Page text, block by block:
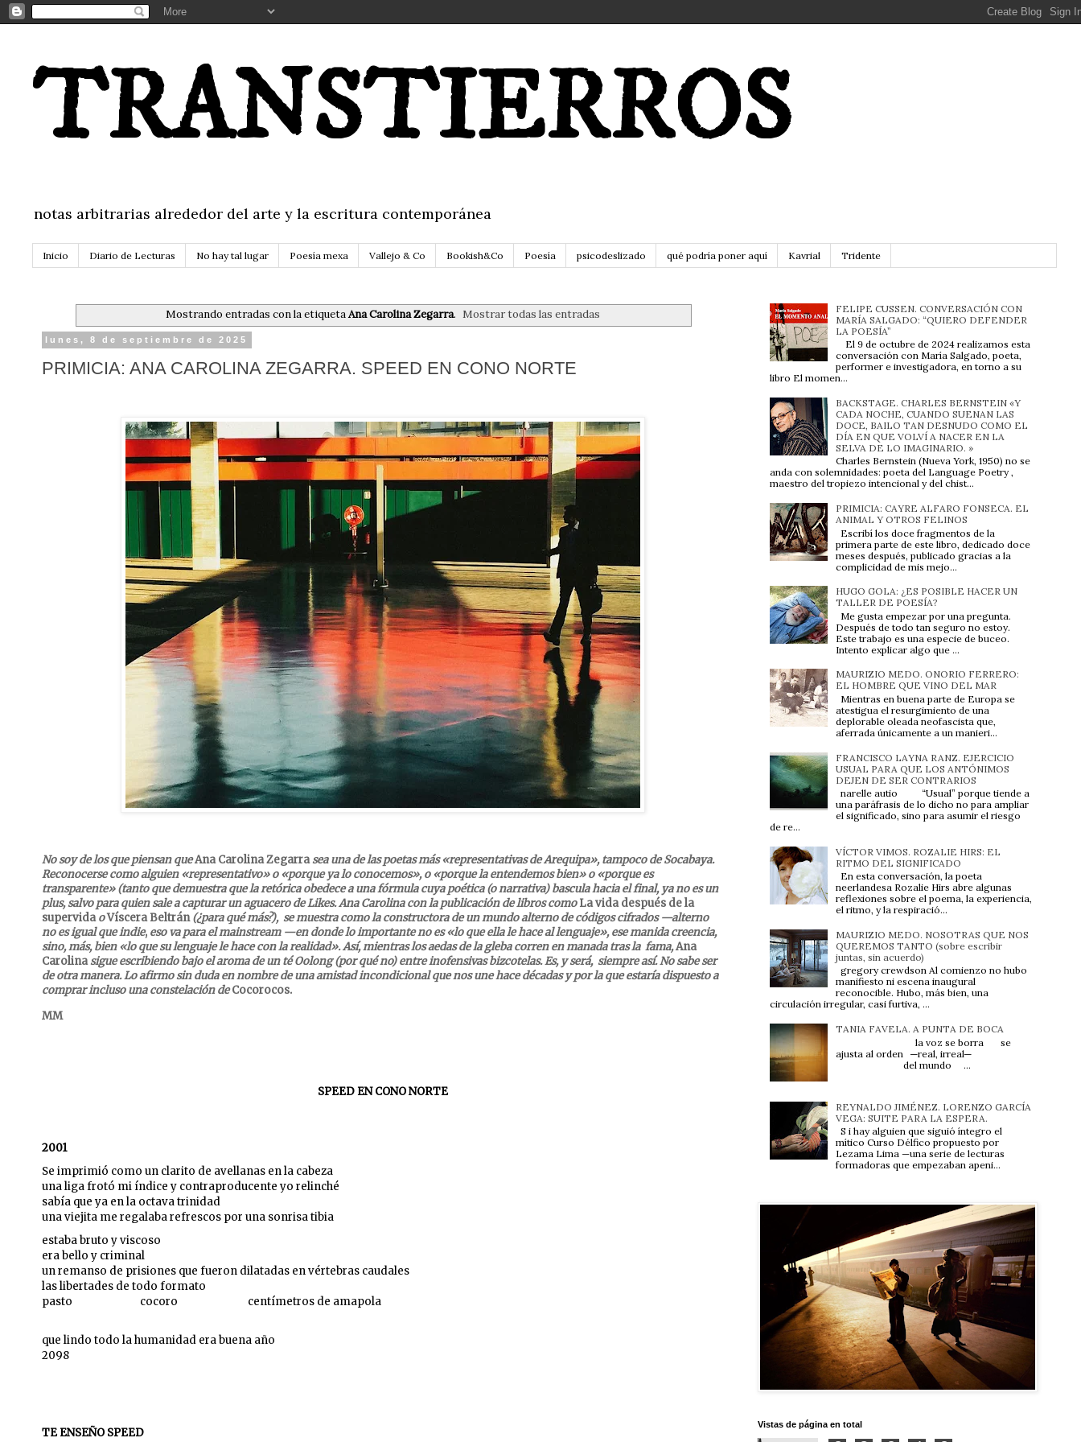
TRANSTIERROS
notas arbitrarias alrededor del arte y la escritura contemporánea
Inicio Diario de Lecturas No hay tal lugar Poesía mexa Vallejo & Co Bookish&Co Poesía psicodeslizado qué podría poner aquí Kavrial Tridente
Mostrando entradas con la etiquetaAna Carolina Zegarra. Mostrar todas las entradas
lunes, 8 de septiembre de 2025
PRIMICIA: ANA CAROLINA ZEGARRA. SPEED EN CONO NORTE
No soy de los que piensan queAna Carolina Zegarrasea una de las poetas más «representativas de Arequipa», tampoco de Socabaya.
Reconocerse como alguien «representativo» o «porque ya lo conocemos», o «porque la entendemos bien» o «porque es
transparente» (tanto que demuestra que la retórica obedece a una fórmula cuya poética (o narrativa) bascula hacia el final, ya no es un
plus, salvo para quien sale a capturar un aguacero de Likes. Ana Carolina con la publicación de libros comoLa vida después de la
supervidaoVíscera Beltrán(¿para qué más?), se muestra como la constructora de un mundo alterno de códigos cifrados —alterno
no es igual queindie, eso va para el mainstream —en donde lo importante no es «lo que ella le hace al lenguaje», ese manida creencia,
sino, más, bien «lo que su lenguaje le hace con la realidad».Así, mientras los aedas de la gleba corren en manada tras la fama,Ana
Carolinasigue escribiendo bajo el aroma de un té Oolong (por qué no) entre inofensivas bizcotelas. Es, y será, siempre así. No sabe ser
de otra manera. Lo afirmo sin duda en nombre de una amistad incondicional que nos une hace décadas y por la que estaría dispuesto a
comprar incluso una constelación deCocorocos.
MM
SPEED EN CONO NORTE
2001
Se imprimió como un clarito de avellanas en la cabeza
una liga frotó mi índice y contraproducente yo relinché
sabía que ya en la octava trinidad
una viejita me regalaba refrescos por una sonrisa tibia
estaba bruto y viscoso
era bello y criminal
un remanso de prisiones que fueron dilatadas en vértebras caudales
las libertades de todo formato
pasto cocoro centímetros de amapola
que lindo todo la humanidad era buena año
2098
TE ENSEÑO SPEED
FELIPE CUSSEN. CONVERSACIÓN CON
MARÍA SALGADO: “QUIERO DEFENDER
LA POESÍA”
El 9 de octubre de 2024 realizamos esta
conversación con María Salgado, poeta,
performer e investigadora, en torno a su
libro El momen...
BACKSTAGE. CHARLES BERNSTEIN «Y
CADA NOCHE, CUANDO SUENAN LAS
DOCE, BAILO TAN DESNUDO COMO EL
DÍA EN QUE VOLVÍ A NACER EN LA
SELVA DE LO IMAGINARIO. »
Charles Bernstein (Nueva York, 1950) no se
anda con solemnidades: poeta del Language Poetry ,
maestro del tropiezo intencional y del chist...
PRIMICIA: CAYRE ALFARO FONSECA. EL
ANIMAL Y OTROS FELINOS
Escribí los doce fragmentos de la
primera parte de este libro, dedicado doce
meses después, publicado gracias a la
complicidad de mis mejo...
HUGO GOLA: ¿ES POSIBLE HACER UN
TALLER DE POESÍA?
Me gusta empezar por una pregunta.
Después de todo tan seguro no estoy.
Este trabajo es una especie de buceo.
Intento explicar algo que ...
MAURIZIO MEDO. ONORIO FERRERO:
EL HOMBRE QUE VINO DEL MAR
Mientras en buena parte de Europa se
atestigua el resurgimiento de una
deplorable oleada neofascista que,
aferrada únicamente a un manieri...
FRANCISCO LAYNA RANZ. EJERCICIO
USUAL PARA QUE LOS ANTÓNIMOS
DEJEN DE SER CONTRARIOS
narelle autio “Usual” porque tiende a
una paráfrasis de lo dicho no para ampliar
el significado, sino para asumir el riesgo
de re...
VÍCTOR VIMOS. ROZALIE HIRS: EL
RITMO DEL SIGNIFICADO
En esta conversación, la poeta
neerlandesa Rozalie Hirs abre algunas
reflexiones sobre el poema, la experiencia,
el ritmo, y la respiració...
MAURIZIO MEDO. NOSOTRAS QUE NOS
QUEREMOS TANTO (sobre escribir
juntas, sin acuerdo)
gregory crewdson Al comienzo no hubo
manifiesto ni escena inaugural
reconocible. Hubo, más bien, una
circulación irregular, casi furtiva, ...
TANIA FAVELA. A PUNTA DE BOCA
la voz se borra se
ajusta al orden ─real, irreal─
del mundo ...
REYNALDO JIMÉNEZ. LORENZO GARCÍA
VEGA: SUITE PARA LA ESPERA.
S i hay alguien que siguió íntegro el
mítico Curso Délfico propuesto por
Lezama Lima —una serie de lecturas
formadoras que empezaban apeni...
Vistas de página en total